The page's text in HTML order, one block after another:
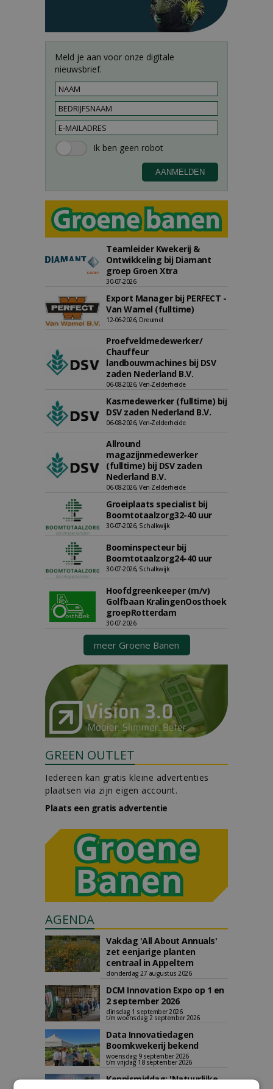
Meld je aan voor onze digitale
nieuwsbrief.
Teamleider Kwekerij &
Ontwikkeling bij Diamant
groep Groen Xtra
30-07-2026
Export Manager bij PERFECT -
Van Wamel (fulltime)
12-06-2026, Dreumel
Proefveldmedewerker/
Chauffeur
landbouwmachines bij DSV
zaden Nederland B.V.
06-08-2026, Ven-Zelderheide
Kasmedewerker (fulltime) bij
DSV zaden Nederland B.V.
06-08-2026, Ven-Zelderheide
Allround
magazijnmedewerker
(fulltime) bij DSV zaden
Nederland B.V.
06-08-2026, Ven Zelderheide
Groeiplaats specialist bij
Boomtotaalzorg32-40 uur
30-07-2026, Schalkwijk
Boominspecteur bij
Boomtotaalzorg24-40 uur
30-07-2026, Schalkwijk
Hoofdgreenkeeper (m/v)
Golfbaan KralingenOosthoek
groepRotterdam
30-07-2026
meer Groene Banen
GREEN OUTLET
Iedereen kan gratis kleine advertenties
plaatsen via zijn eigen account.
Plaats een gratis advertentie
AGENDA
Vakdag 'All About Annuals'
zet eenjarige planten
centraal in Appeltern
donderdag 27 augustus 2026
DCM Innovation Expo op 1 en
2 september 2026
dinsdag 1 september 2026
t/m woensdag 2 september 2026
Data Innovatiedagen
Boomkwekerij bekend
woensdag 9 september 2026
t/m vrijdag 18 september 2026
Kennismiddag: 'Natuurlijke